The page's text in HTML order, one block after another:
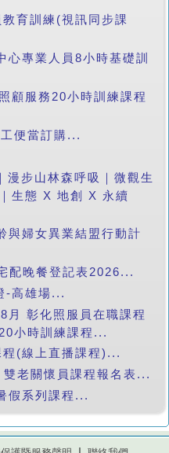
育訓練(視訊同步課
心專業人員8小時基礎訓
顧服務20小時訓練課程
便當訂購...
漫步山林森呼吸｜微觀生
生態 X 地創 X 永續
與婦女異業結盟行動計
配晚餐登記表2026...
-高雄場...
月 彰化照服員在職課程
小時訓練課程...
(線上直播課程)...
老關懷員課程報名表...
假系列課程...